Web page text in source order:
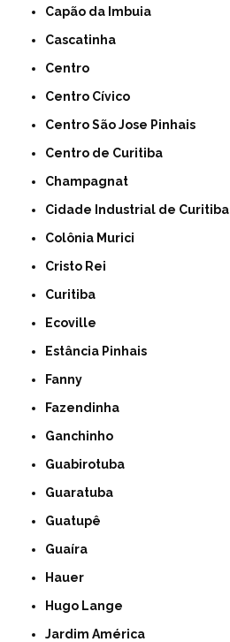
Capão da Imbuia
Cascatinha
Centro
Centro Cívico
Centro São Jose Pinhais
Centro de Curitiba
Champagnat
Cidade Industrial de Curitiba
Colônia Murici
Cristo Rei
Curitiba
Ecoville
Estância Pinhais
Fanny
Fazendinha
Ganchinho
Guabirotuba
Guaratuba
Guatupê
Guaíra
Hauer
Hugo Lange
Jardim América